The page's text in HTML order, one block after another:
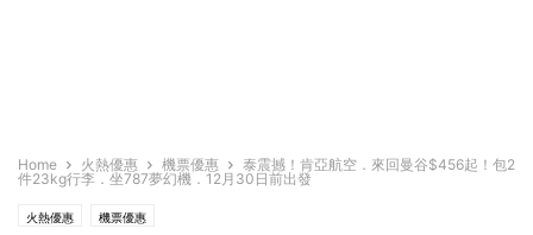
Home 火熱優惠 機票優惠
泰震撼！肯亞航空．來回曼谷$456起！包2
件23kg行李．坐787夢幻機．12月30日前出發
火熱優惠 機票優惠